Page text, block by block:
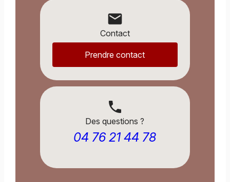
mail
Contact
Prendre contact
phone
Des questions ?
04 76 21 44 78